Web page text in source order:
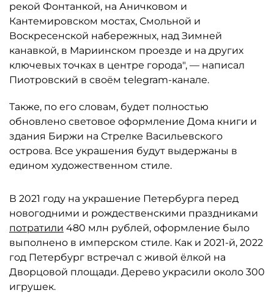
рекой Фонтанкой, на Аничковом и
Кантемировском мостах, Смольной и
Воскресенской набережных, над Зимней
канавкой, в Мариинском проезде и на других
ключевых точках в центре города", — написал
Пиотровский в своём telegram-канале.
Также, по его словам, будет полностью
обновлено световое оформление Дома книги и
здания Биржи на Cтрелке Васильевского
острова. Все украшения будут выдержаны в
едином художественном стиле.
В 2021 году на украшение Петербурга перед
новогодними и рождественскими праздниками
потратили 480 млн рублей, оформление было
выполнено в имперском стиле. Как и 2021-й, 2022
год Петербург встречал с живой ёлкой на
Дворцовой площади. Дерево украсили около 300
игрушек.